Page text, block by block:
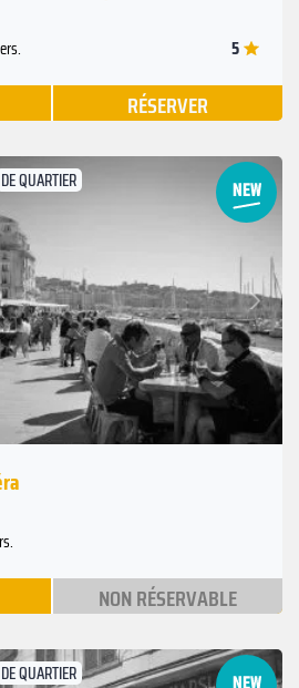
5
RÉSERVER
DE QUARTIER
Suivant
NON RÉSERVABLE
DE QUARTIER